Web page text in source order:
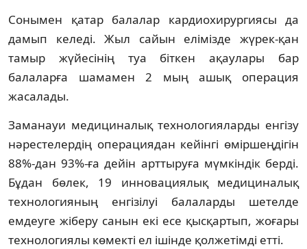
Сонымен қатар балалар кардиохирургиясы да
дамып келеді. Жыл сайын елімізде жүрек-қан
тамыр жүйесінің туа біткен ақаулары бар
балаларға шамамен 2 мың ашық операция
жасалады.
Заманауи медициналық технологияларды енгізу
нәрестелердің операциядан кейінгі өміршеңдігін
88%-дан 93%-ға дейін арттыруға мүмкіндік берді.
Бұдан бөлек, 19 инновациялық медициналық
технологияның енгізілуі балаларды шетелде
емдеуге жіберу санын екі есе қысқартып, жоғары
технологиялы көмекті ел ішінде қолжетімді етті.